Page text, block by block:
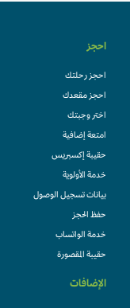
احجز
احجز رحلتك
احجز مقعدك
اختر وجبتك
امتعة إضافية
حقيبة إكسبريس
خدمة الأولوية
بيانات تسجيل الوصول
حفظ الحجز
خدمة الواتساب
حقيبة المقصورة
الإضافات